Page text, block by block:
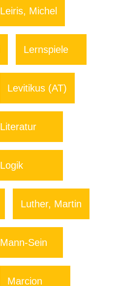
Leiris, Michel
Lernspiele
Levitikus (AT)
Literatur
Logik
Luther, Martin
Mann-Sein
Marcion